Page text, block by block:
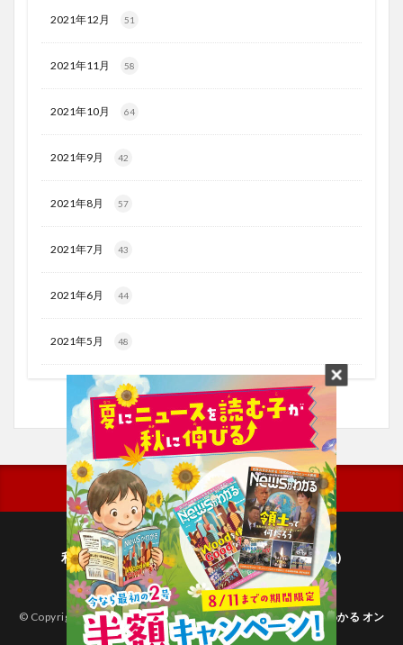
2021年12月 51
2021年11月 58
2021年10月 64
2021年9月 42
2021年8月 57
2021年7月 43
2021年6月 44
2021年5月 48
利用規約
プライバシーポリシー(毎日新聞出版)
個人情報について(毎日新聞社)
© Copyright 2026子どものためのニュース雑誌「ニュースがわかる オン
ライン」.